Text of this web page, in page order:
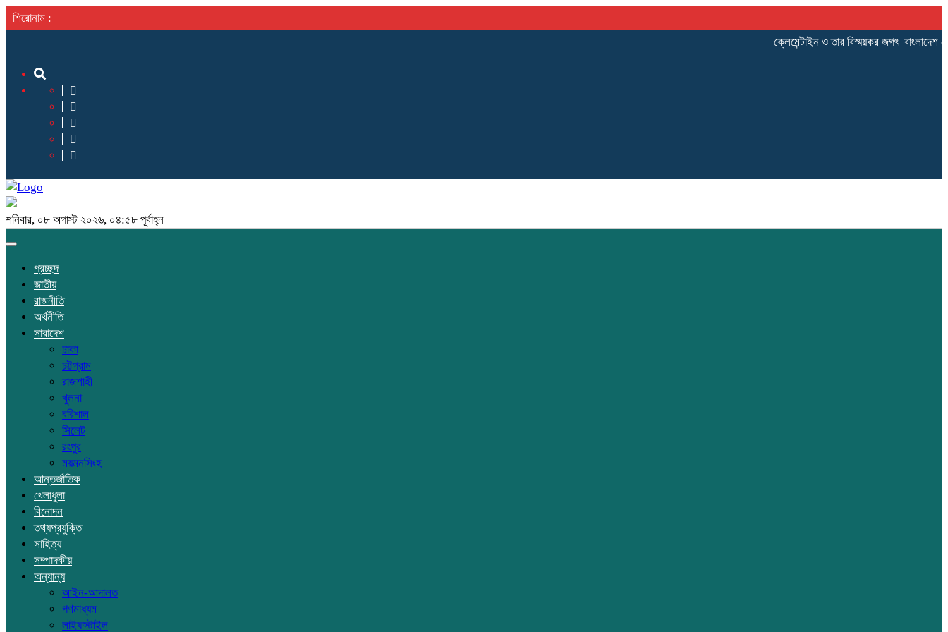
শিরোনাম :
ক্লেমেন্টাইন ও তার বিস্ময়কর জগৎ বাংলাদেশ
শনিবার, ০৮ অগাস্ট ২০২৬, ০৪:৫৮ পূর্বাহ্ন
Toggle
প্রচ্ছদ
জাতীয়
রাজনীতি
অর্থনীতি
সারাদেশ
ঢাকা
চট্টগ্রাম
রাজশাহী
খুলনা
বরিশাল
সিলেট
রংপুর
ময়মনসিংহ
আন্তর্জাতিক
খেলাধুলা
বিনোদন
তথ্যপ্রযুক্তি
সাহিত্য
সম্পাদকীয়
অন্যান্য
আইন-আদালত
গণমাধ্যম
লাইফস্টাইল